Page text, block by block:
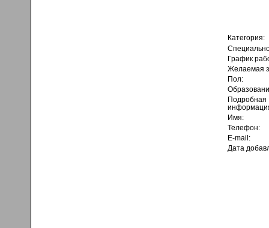
Категория:
График
Желаемая
Пол:
Подробная
Имя:
Телефон:
E-mail:
Дата